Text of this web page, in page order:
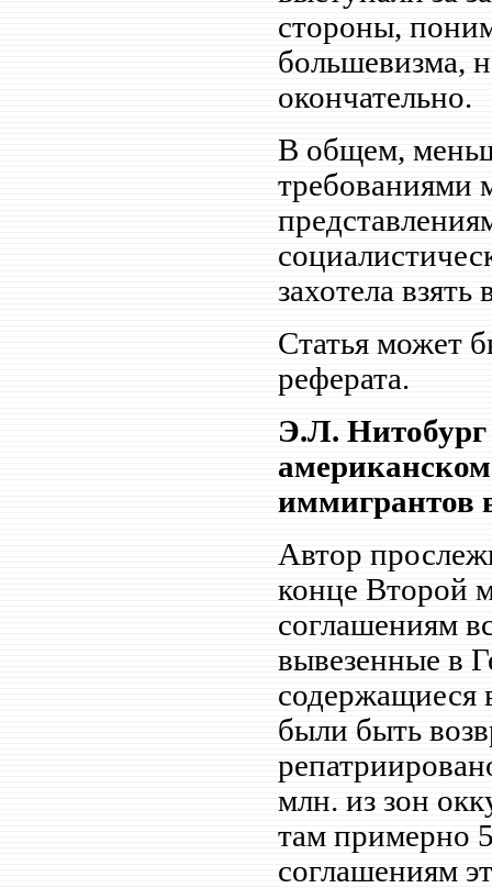
стороны,
большевизма,
окончательно.
В общем,
требованиями
захотела
Статья может
реферата.
Э.Л.
иммигрантов
Автор
конце Второй
соглашениям
вывезенные в
содержащиеся
были быть
млн. из зон
там примерно
соглашениям